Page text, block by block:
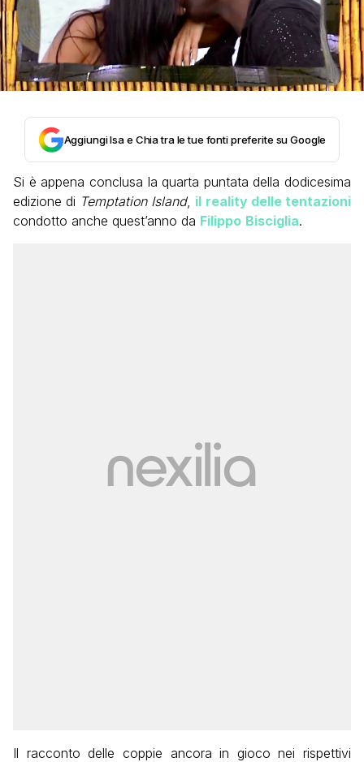
Aggiungi Isa e Chia tra le tue fonti preferite su Google
Si è appena conclusa la quarta puntata della dodicesima
edizione di Temptation Island, il reality delle tentazioni
condotto anche quest’anno da Filippo Bisciglia.
Il racconto delle coppie ancora in gioco nei rispettivi